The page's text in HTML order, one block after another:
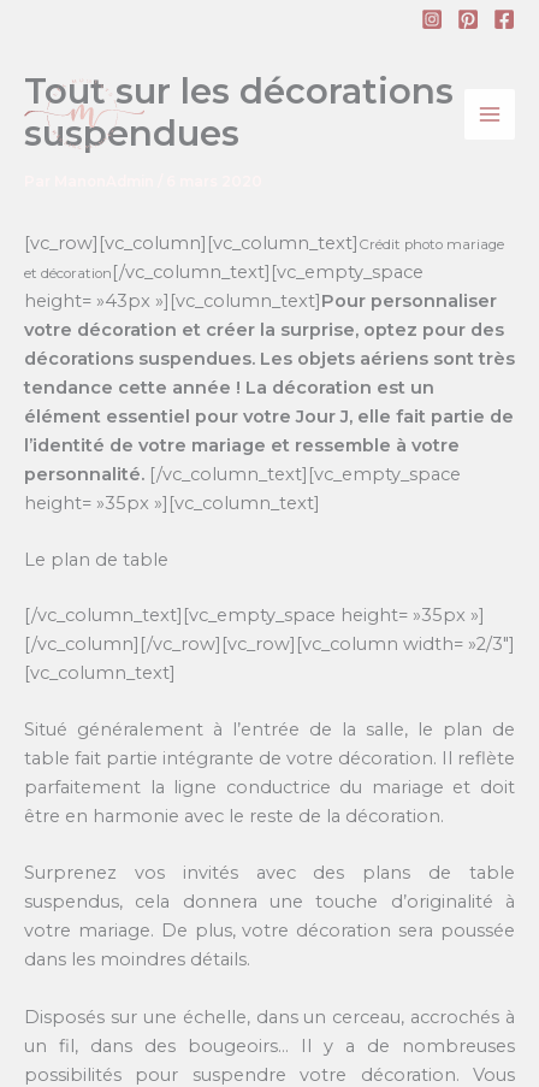
Tout sur les décorations
suspendues
[vc_row][vc_column][vc_column_text] Crédit photo mariage
et décoration [/vc_column_text][vc_empty_space
height= »43px »][vc_column_text]Pour personnaliser
votre décoration et créer la surprise, optez pour des
décorations suspendues. Les objets aériens sont très
tendance cette année ! La décoration est un
élément essentiel pour votre Jour J, elle fait partie de
l’identité de votre mariage et ressemble à votre
personnalité. [/vc_column_text][vc_empty_space
height= »35px »][vc_column_text]
Le plan de table
[/vc_column_text][vc_empty_space height= »35px »]
[/vc_column][/vc_row][vc_row][vc_column width= »2/3″]
[vc_column_text]
Situé généralement à l’entrée de la salle, le plan de
table fait partie intégrante de votre décoration. Il reflète
parfaitement la ligne conductrice du mariage et doit
être en harmonie avec le reste de la décoration.
Surprenez vos invités avec des plans de table
suspendus, cela donnera une touche d’originalité à
votre mariage. De plus, votre décoration sera poussée
dans les moindres détails.
Disposés sur une échelle, dans un cerceau, accrochés à
un fil, dans des bougeoirs… Il y a de nombreuses
possibilités pour suspendre votre décoration. Vous